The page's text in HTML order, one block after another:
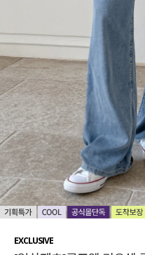
베스트
MADE
세트할인 ~30%
하객룩
살안타템
110사이즈
EXCLUSIVE